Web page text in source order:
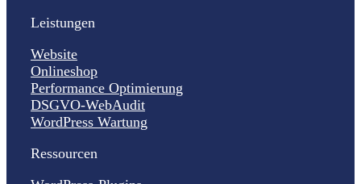
Leistungen
Website
Onlineshop
Performance Optimierung
DSGVO-WebAudit
WordPress Wartung
Ressourcen